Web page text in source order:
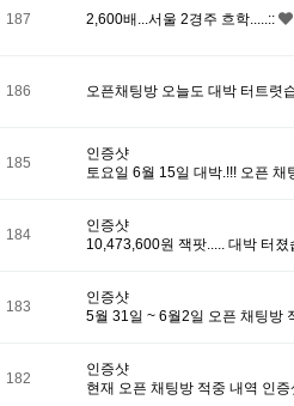
187 2,600배...서울 2경주 흐학.....::
186 오픈채팅방 오늘도 대박 터트렷
185
인증샷
토요일 6월 15일 대박.!!! 오픈 채
184
인증샷
10,473,600원 잭팟..... 대박 터졌
183
인증샷
5월 31일 ~ 6월2일 오픈 채팅방
182
인증샷
현재 오픈 채팅방 적중 내역 인